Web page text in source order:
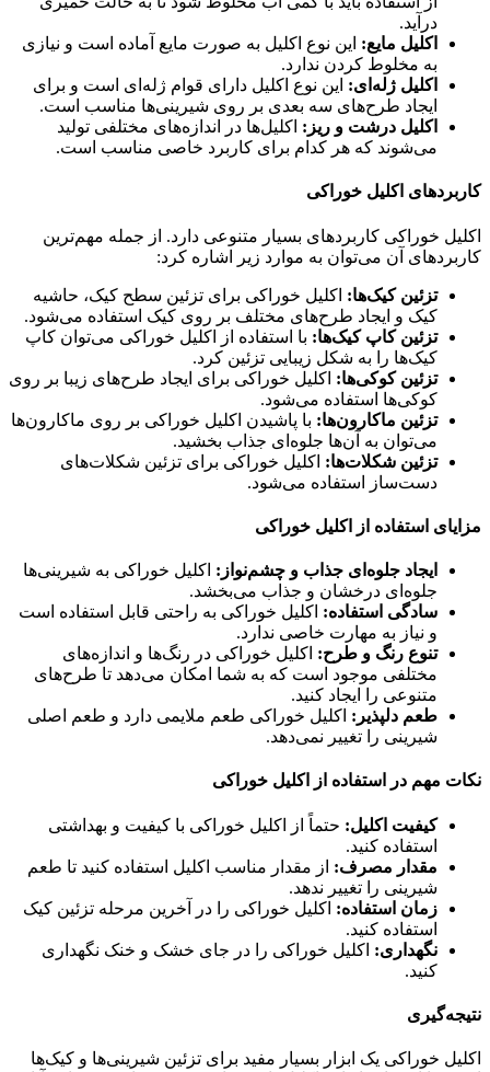
درآید.
اکلیل مایع: این نوع اکلیل به صورت مایع آماده است و نیازی
به مخلوط کردن ندارد.
اکلیل ژله‌ای: این نوع اکلیل دارای قوام ژله‌ای است و برای
ایجاد طرح‌های سه بعدی بر روی شیرینی‌ها مناسب است.
اکلیل درشت و ریز: اکلیل‌ها در اندازه‌های مختلفی تولید
می‌شوند که هر کدام برای کاربرد خاصی مناسب است.
کاربردهای اکلیل خوراکی
اکلیل خوراکی کاربردهای بسیار متنوعی دارد. از جمله مهم‌ترین
کاربردهای آن می‌توان به موارد زیر اشاره کرد:
تزئین کیک‌ها: اکلیل خوراکی برای تزئین سطح کیک، حاشیه
کیک و ایجاد طرح‌های مختلف بر روی کیک استفاده می‌شود.
تزئین کاپ کیک‌ها: با استفاده از اکلیل خوراکی می‌توان کاپ
کیک‌ها را به شکل زیبایی تزئین کرد.
تزئین کوکی‌ها: اکلیل خوراکی برای ایجاد طرح‌های زیبا بر روی
کوکی‌ها استفاده می‌شود.
تزئین ماکارون‌ها: با پاشیدن اکلیل خوراکی بر روی ماکارون‌ها
می‌توان به آن‌ها جلوه‌ای جذاب بخشید.
تزئین شکلات‌ها: اکلیل خوراکی برای تزئین شکلات‌های
دست‌ساز استفاده می‌شود.
مزایای استفاده از اکلیل خوراکی
ایجاد جلوه‌ای جذاب و چشم‌نواز: اکلیل خوراکی به شیرینی‌ها
جلوه‌ای درخشان و جذاب می‌بخشد.
سادگی استفاده: اکلیل خوراکی به راحتی قابل استفاده است
و نیاز به مهارت خاصی ندارد.
تنوع رنگ و طرح: اکلیل خوراکی در رنگ‌ها و اندازه‌های
مختلفی موجود است که به شما امکان می‌دهد تا طرح‌های
متنوعی را ایجاد کنید.
طعم دلپذیر: اکلیل خوراکی طعم ملایمی دارد و طعم اصلی
شیرینی را تغییر نمی‌دهد.
نکات مهم در استفاده از اکلیل خوراکی
کیفیت اکلیل: حتماً از اکلیل خوراکی با کیفیت و بهداشتی
استفاده کنید.
مقدار مصرف: از مقدار مناسب اکلیل استفاده کنید تا طعم
شیرینی را تغییر ندهد.
زمان استفاده: اکلیل خوراکی را در آخرین مرحله تزئین کیک
استفاده کنید.
نگهداری: اکلیل خوراکی را در جای خشک و خنک نگهداری
کنید.
نتیجه‌گیری
اکلیل خوراکی یک ابزار بسیار مفید برای تزئین شیرینی‌ها و کیک‌ها